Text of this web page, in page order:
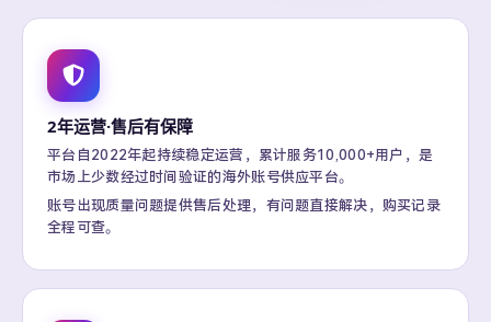
2年运营·售后有保障
平台自2022年起持续稳定运营，累计服务10,000+用户，是
市场上少数经过时间验证的海外账号供应平台。
账号出现质量问题提供售后处理，有问题直接解决，购买记录
全程可查。